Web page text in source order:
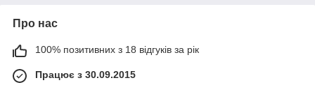
Про нас
100% позитивних з 18 відгуків за рік
Працює з 30.09.2015